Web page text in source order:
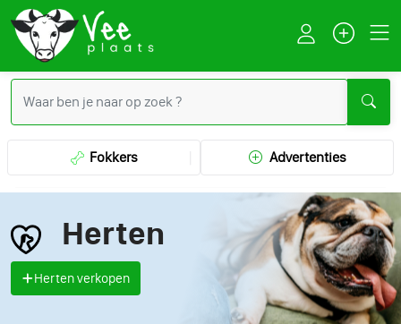
Fokkers Advertenties
Herten
Herten verkopen